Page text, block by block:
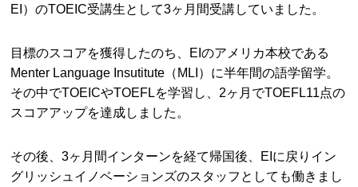
EI）のTOEIC受講生として3ヶ月間受講していました。
目標のスコアを獲得したのち、EIのアメリカ本校である
Menter Language Insutitute（MLI）に半年間の語学留学。
その中でTOEICやTOEFLを学習し、2ヶ月でTOEFL11点の
スコアアップを達成しました。
その後、3ヶ月間インターンを経て帰国後、EIに戻りイン
グリッシュイノベーションズのスタッフとしても働きまし